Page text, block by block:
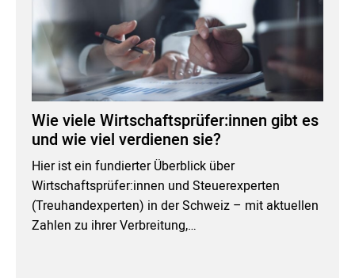
Wie viele Wirtschaftsprüfer:innen gibt es
und wie viel verdienen sie?
Hier ist ein fundierter Überblick über
Wirtschaftsprüfer:innen und Steuerexperten
(Treuhandexperten) in der Schweiz – mit aktuellen
Zahlen zu ihrer Verbreitung,…